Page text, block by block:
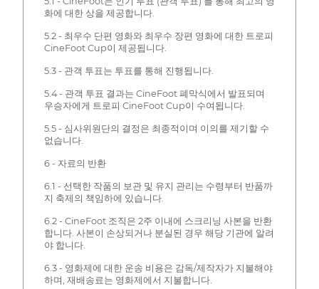
화에 대한 상을 제공합니다.
5.2 - 최우수 단편 영화와 최우수 장편 영화에 대한 트로피
CineFoot Cup이 제공됩니다.
5.3 - 관객 투표는 투표를 통해 진행됩니다.
5.4 - 관객 투표 결과는 CineFoot 폐막식에서 발표되며
우승자에게 트로피 CineFoot Cup이 수여됩니다.
5.5 - 심사위원단의 결정은 최종적이며 이의를 제기할 수
없습니다.
6 - 자료의 반환
6.1 - 선택한 작품의 보관 및 유지 관리는 수령부터 반품까
지 축제의 책임하에 있습니다.
6.2 - CineFoot 조직은 2주 이내에 스크리닝 사본을 반환
합니다. 사본이 손상되거나 분실된 경우 해당 기관에 알려
야 합니다.
6.3 - 영화제에 대한 운송 비용은 감독/제작자가 지불해야
하며, 재배송료는 영화제에서 지불합니다.